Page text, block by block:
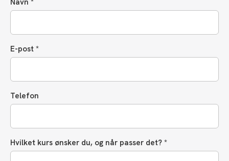
E-post *
Telefon
Hvilket kurs ønsker du, og når passer det? *